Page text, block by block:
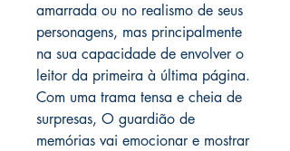
amarrada ou no realismo de seus
personagens, mas principalmente
na sua capacidade de envolver o
leitor da primeira à última página.
Com uma trama tensa e cheia de
surpresas, O guardião de
memórias vai emocionar e mostrar